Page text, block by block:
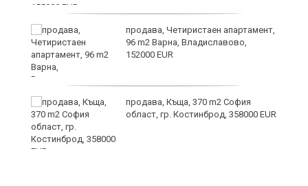
продава, Четиристаен апартамент,
96 m2 Варна, Владиславово,
152000 EUR
продава, Къща, 370 m2 София
област, гр. Костинброд, 358000 EUR